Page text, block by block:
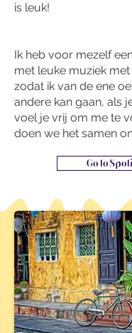
is leuk!
Ik heb voor mezelf
met leuke muziek
zodat ik van de ene
andere kan gaan, als
voel je vrij om me te
doen we het samen
Go to